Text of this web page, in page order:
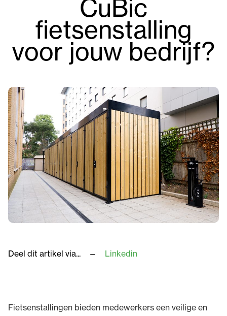
CuBic
fietsenstalling
voor jouw bedrijf?
Deel dit artikel via... Linkedin
Fietsenstallingen bieden medewerkers een veilige en